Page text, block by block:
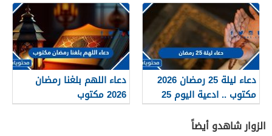
دعاء ليلة 25 رمضان 2026
مكتوب .. ادعية اليوم 25
الخامس والعشرون من
رمضان
دعاء اللهم بلغنا رمضان
2026 مكتوب
الزوار شاهدو أيضاً